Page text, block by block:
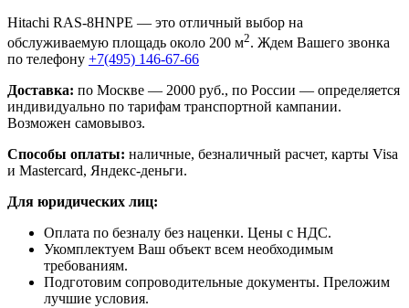
Hitachi RAS-8HNPE — это отличный выбор на
обслуживаемую площадь около 200 м2. Ждем Вашего звонка
по телефону +7(495) 146-67-66
Доставка: по Москве — 2000 руб., по России — определяется
индивидуально по тарифам транспортной кампании.
Возможен самовывоз.
Способы оплаты: наличные, безналичный расчет, карты Visa
и Mastercard, Яндекс-деньги.
Для юридических лиц:
Оплата по безналу без наценки. Цены с НДС.
Укомплектуем Ваш объект всем необходимым
требованиям.
Подготовим сопроводительные документы. Преложим
лучшие условия.